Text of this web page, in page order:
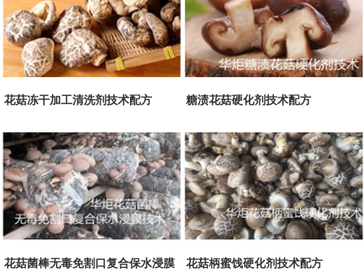
花菇冻干加工清洗剂技术配方 糖渍花菇硬化剂技术配方
花菇菌棒无毒免割口复合保水浸膜 花菇柄蜜饯硬化剂技术配方